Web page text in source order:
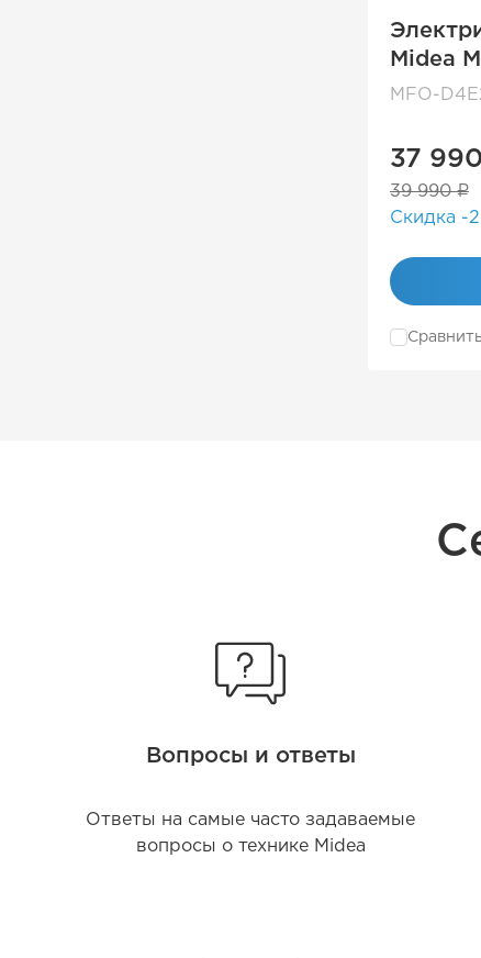
Midea
MFO-
37
39 990 ₽
Скидка -
Вопросы и ответы
Ответы на самые часто задаваемые
вопросы о технике Midea